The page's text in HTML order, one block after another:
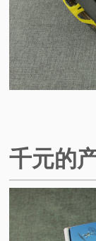
普
体
验
题
千元的